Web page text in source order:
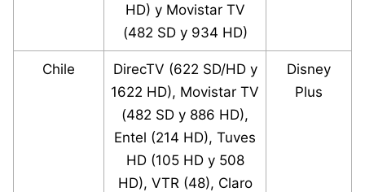
HD) y Movistar TV
(482 SD y 934 HD)
Chile
DirecTV (622 SD/HD y
1622 HD), Movistar TV
(482 SD y 886 HD),
Entel (214 HD), Tuves
HD (105 HD y 508
HD), VTR (48), Claro
Disney
Plus